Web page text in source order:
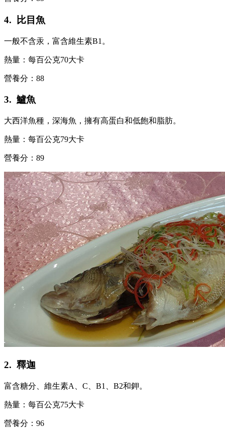
4. 比目魚
一般不含汞，富含維生素B1。
熱量：每百公克70大卡
營養分：88
3. 鱸魚
大西洋魚種，深海魚，擁有高蛋白和低飽和脂肪。
熱量：每百公克79大卡
營養分：89
2. 釋迦
富含糖分、維生素A、C、B1、B2和鉀。
熱量：每百公克75大卡
營養分：96